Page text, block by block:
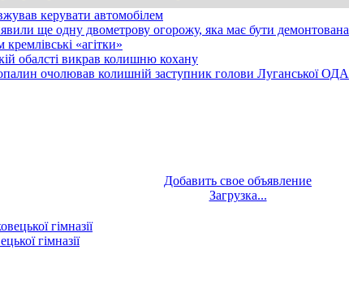
керувати автомобілем
ще одну двометрову огорожу, яка має бути демонтована
«агітки»
обалсті викрав колишню кохану
очолював колишній заступник голови Луганської ОДА
Добавить свое объявление
Загрузка...
гімназії